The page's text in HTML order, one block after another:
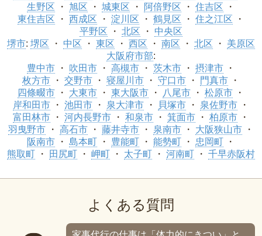
生野区
旭区 城東区 阿倍野区
住吉区
東住吉区
西成区 淀川区 鶴見区
住之江区
平野区
北区
中央区
堺市: 堺区 中区 東区 西区 南区 北区
美原区
大阪府市部:
豊中市
吹田市 高槻市 茨木市
摂津市
枚方市
交野市 寝屋川市 守口市
門真市
四條畷市
大東市 東大阪市 八尾市
松原市
岸和田市
池田市 泉大津市 貝塚市
泉佐野市
富田林市
河内長野市 和泉市 箕面市
柏原市
羽曳野市
高石市 藤井寺市 泉南市
大阪狭山市
阪南市
島本町 豊能町 能勢町
忠岡町
熊取町
田尻町 岬町 太子町 河南町 千早赤阪村
よくある質問